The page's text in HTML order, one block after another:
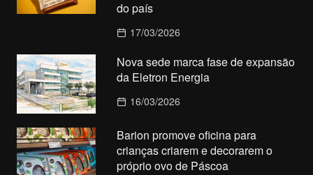
do país
17/03/2026
Nova sede marca fase de expansão
da Eletron Energia
16/03/2026
Barion promove oficina para
crianças criarem e decorarem o
próprio ovo de Páscoa